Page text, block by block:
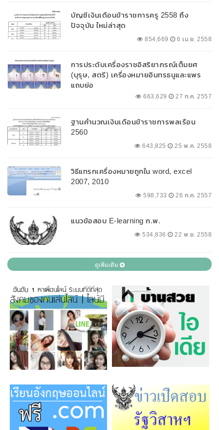
บัญชีเงินเดือนข้าราชการครู 2558 ถึง
ปัจจุบัน ใหม่ล่าสุด
854,669 6 เม.ย. 2558
การประดับเครื่องราชอิสริยาภรณ์เต็มยศ
(บุรุษ, สตรี) เครื่องหมายอินทรธนูและแพร
แถบย่อ
663,629 27 ก.ค. 2557
ฐานคำนวณเงินเดือนข้าราชการพลเรือน
2560
643,825 25 พ.ค. 2558
วิธีแทรกเครื่องหมายถูกใน word, excel
2007, 2010
598,733 26 ก.ค. 2557
แนวข้อสอบ E-learning ก.พ.
534,836 22 พ.ย. 2558
ดูเพิ่มเติม